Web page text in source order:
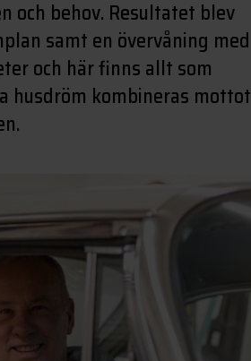
och behov. Resultatet blev
samt en övervåning med
och här finns allt som
husdröm kombineras mottot